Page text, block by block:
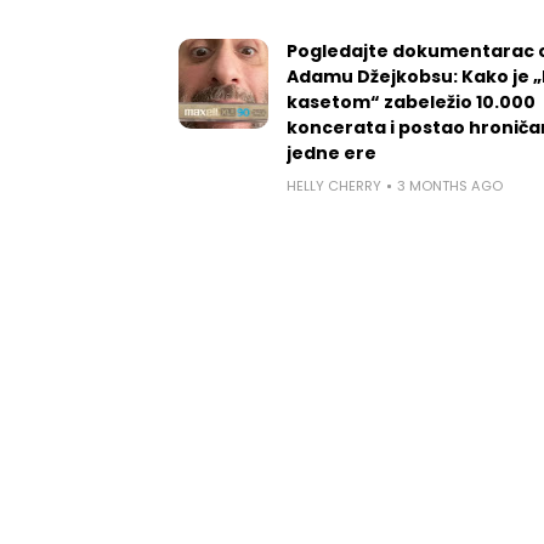
Pogledajte dokumentarac
Adamu Džejkobsu: Kako je
kasetom“ zabeležio 10.000
koncerata i postao
jedne ere
HELLY CHERRY 3 MONTHS AGO